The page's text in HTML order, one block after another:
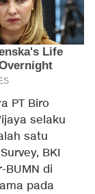
PT Biro
selaku
satu
BKI
di
pada